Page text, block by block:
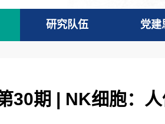
研究队伍 党建
30期 | NK细胞：